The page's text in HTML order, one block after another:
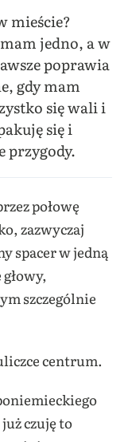
mieście?
jedno, a w
poprawia
gdy mam
się wali i
się i
przygody.
połowę
zazwyczaj
spacer w jedną
szczególnie
centrum.
czuję to